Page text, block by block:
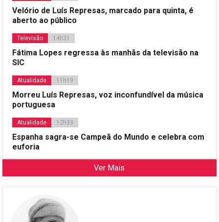
Velório de Luís Represas, marcado para quinta, é
aberto ao público
Televisão 14h31
Fátima Lopes regressa às manhãs da televisão na
SIC
Atualidade 11h19
Morreu Luís Represas, voz inconfundível da música
portuguesa
Atualidade 12h33
Espanha sagra-se Campeã do Mundo e celebra com
euforia
Ver Mais